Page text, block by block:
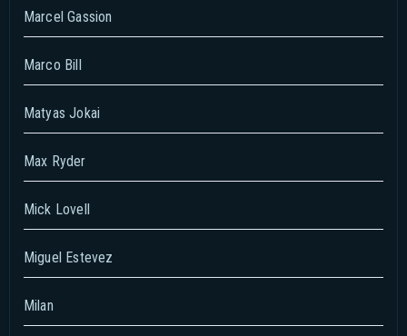
Marcel Gassion
Marco Bill
Matyas Jokai
Max Ryder
Mick Lovell
Miguel Estevez
Milan